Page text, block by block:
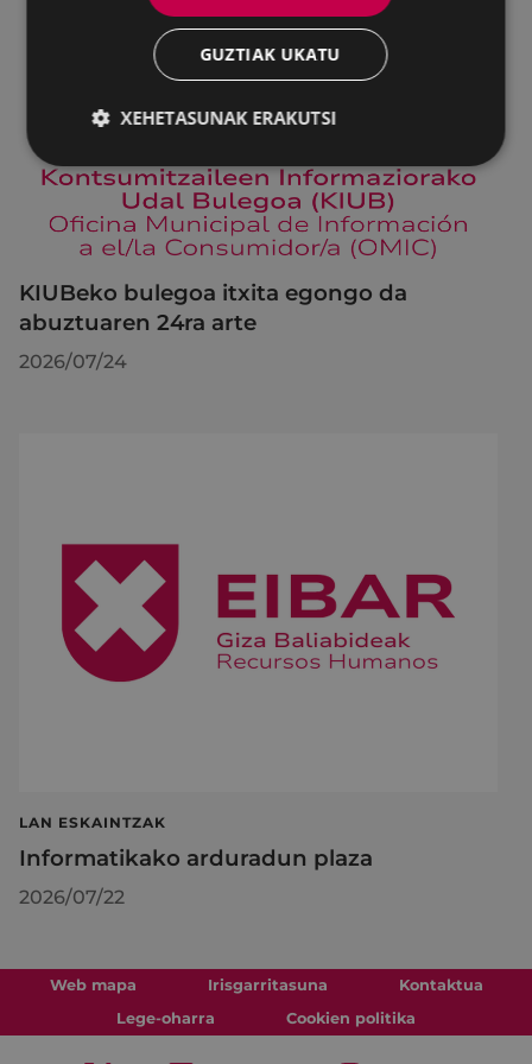
KIUBeko bulegoa itxita egongo da
abuztuaren 24ra arte
2026/07/24
LAN ESKAINTZAK
Informatikako arduradun plaza
2026/07/22
Web mapa Irisgarritasuna
Kontaktua
Lege-oharra
Cookien politika
GUZTIAK UKATU
XEHETASUNAK ERAKUTSI